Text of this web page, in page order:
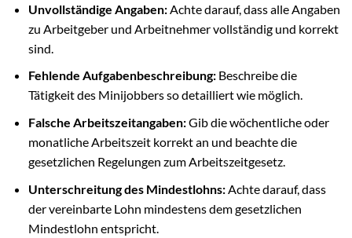
Unvollständige Angaben:Achte darauf, dass alle Angaben
zu Arbeitgeber und Arbeitnehmer vollständig und korrekt
sind.
Fehlende Aufgabenbeschreibung:Beschreibe die
Tätigkeit des Minijobbers so detailliert wie möglich.
Falsche Arbeitszeitangaben:Gib die wöchentliche oder
monatliche Arbeitszeit korrekt an und beachte die
gesetzlichen Regelungen zum Arbeitszeitgesetz.
Unterschreitung des Mindestlohns:Achte darauf, dass
der vereinbarte Lohn mindestens dem gesetzlichen
Mindestlohn entspricht.